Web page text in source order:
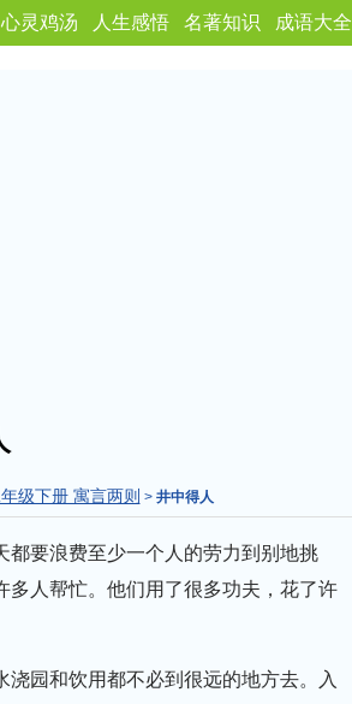
心灵鸡汤 人生感悟 名著知识 成语大全
级下册 寓言两则 > 井中得人
要浪费至少一个人的劳力到别地挑
人帮忙。他们用了很多功夫，花了许
园和饮用都不必到很远的地方去。入